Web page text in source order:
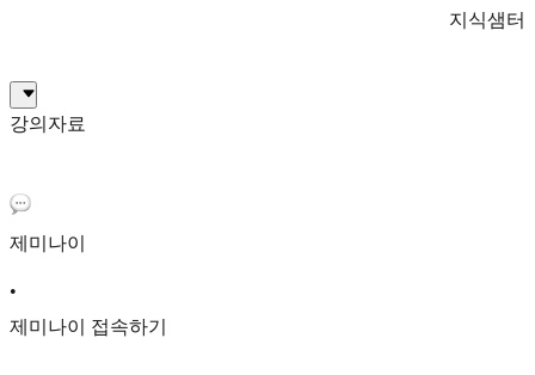
지식샘터
강의자료
제미나이
•
제미나이 접속하기